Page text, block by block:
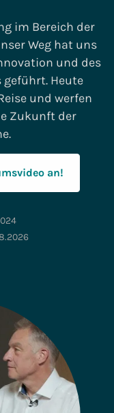
im Bereich der
Weg hat uns
und des
Heute
und werfen
Zukunft der
an!